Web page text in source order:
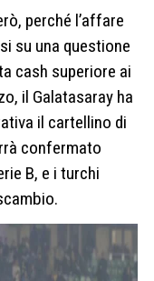
perché l’affare
su una questione
cash superiore ai
il Galatasaray ha
il cartellino di
confermato
B, e i turchi